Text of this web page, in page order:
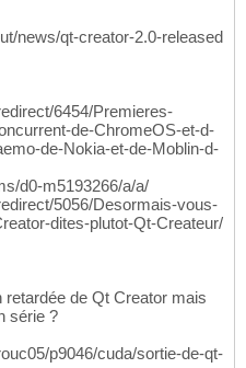
news/qt-creator-2.0-released
6454/Premieres-
de-ChromeOS-et-d-
de-Nokia-et-de-Moblin-d-
d0-m5193266/a/a/
5056/Desormais-vous-
dites-plutot-Qt-Createur/
de Qt Creator mais
série ?
p9046/cuda/sortie-de-qt-